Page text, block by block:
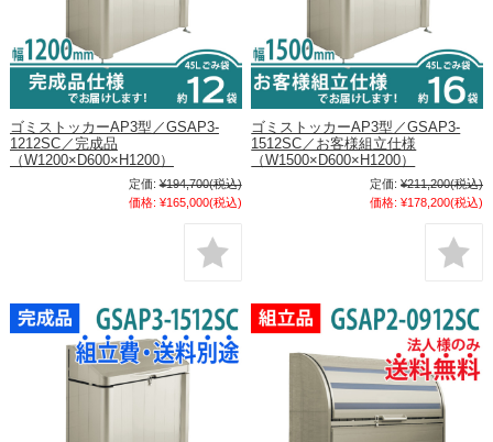
ゴミストッカーAP3型／GSAP3-
1212SC／完成品
（W1200×D600×H1200）
定価: ¥194,700(税込)
価格: ¥165,000(税込)
ゴミストッカーAP3型／GSAP3-
1512SC／お客様組立仕様
（W1500×D600×H1200）
定価: ¥211,200(税込)
価格: ¥178,200(税込)